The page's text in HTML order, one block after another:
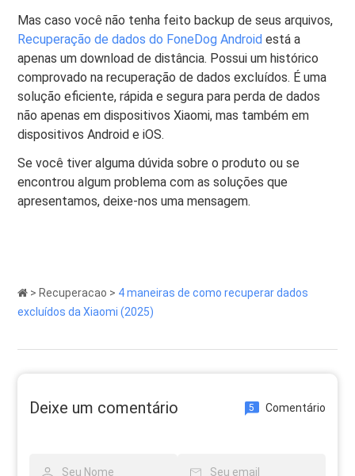
Mas caso você não tenha feito backup de seus arquivos,
Recuperação de dados do FoneDog Android está a
apenas um download de distância. Possui um histórico
comprovado na recuperação de dados excluídos. É uma
solução eficiente, rápida e segura para perda de dados
não apenas em dispositivos Xiaomi, mas também em
dispositivos Android e iOS.
Se você tiver alguma dúvida sobre o produto ou se
encontrou algum problema com as soluções que
apresentamos, deixe-nos uma mensagem.
>Recuperacao > 4 maneiras de como recuperar dados
excluídos da Xiaomi (2025)
Deixe um comentário 5 Comentário